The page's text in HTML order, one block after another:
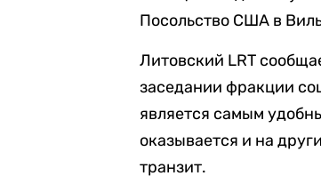
Посольство США в
Литовский LRT
заседании фракции
является самым
оказывается и на
транзит.